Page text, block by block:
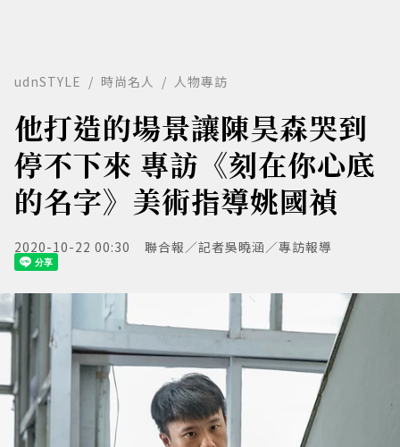
udnSTYLE 時尚名人 人物專訪
他打造的場景讓陳昊森哭到
停不下來 專訪《刻在你心底
的名字》美術指導姚國禎
2020-10-22 00:30 聯合報／記者吳曉涵／專訪報導